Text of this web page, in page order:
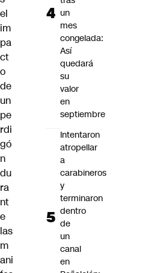
el
im
pa
ct
o
de
un
pe
rdi
gó
n
du
ra
nt
e
las
m
ani
un
mes
congelada:
Así
quedará
su
valor
en
septiembre
Intentaron
atropellar
a
carabineros
y
terminaron
dentro
de
un
canal
en